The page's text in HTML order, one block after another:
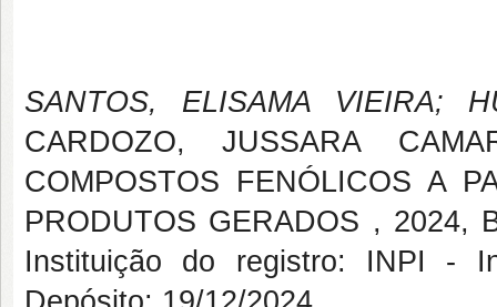
SANTOS, ELISAMA VIEIRA;
CARDOZO, JUSSARA
COMPOSTOS FENÓLICOS A
PRODUTOS GERADOS , 2024,
Instituição do registro: INPI -